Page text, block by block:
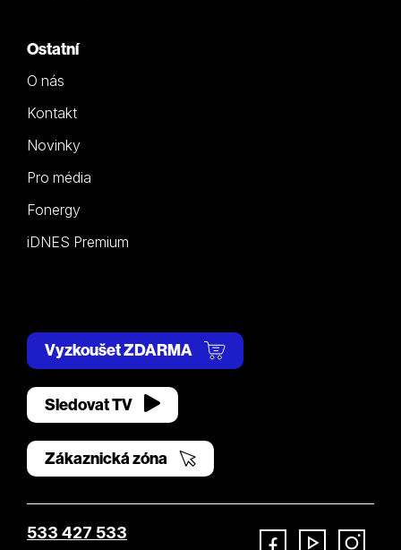
Ostatní
O nás
Kontakt
Novinky
Pro média
Fonergy
iDNES Premium
Vyzkoušet ZDARMA
Sledovat TV
Zákaznická zóna
533 427 533